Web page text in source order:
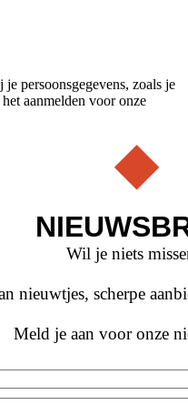
persoonsgegevens, zoals je
aanmelden voor onze
Wil je niets
nieuwtjes, scherpe
Meld je aan voor onze